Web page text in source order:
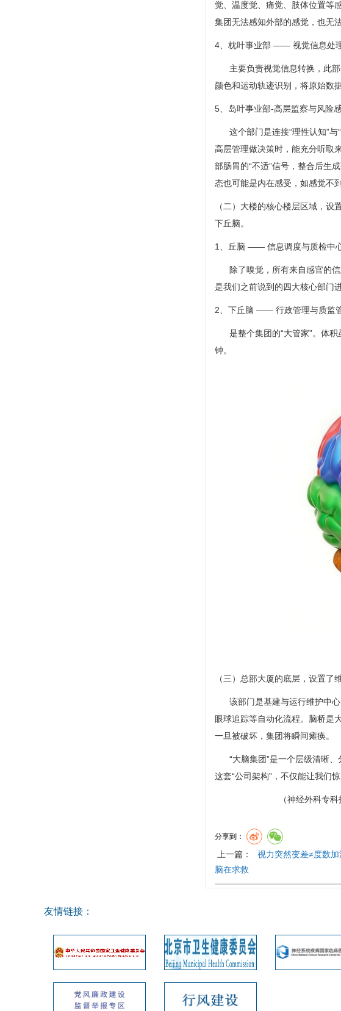
觉、温度觉、痛觉、肢体位置等
集团无法感知外部的感觉，也无
4、枕叶事业部 —— 视觉信息处
主要负责视觉信息转换，此部
颜色和运动轨迹识别，将原始数
5、岛叶事业部-高层监察与风险
这个部门是连接“理性认知”与
高层管理做决策时，能充分听取
部肠胃的“不适”信号，整合后生
态也可能是内在感受，如感觉不
（二）大楼的核心楼层区域，
下丘脑。
1、丘脑 —— 信息调度与质检中心
除了嗅觉，所有来自感官的信
是我们之前说到的四大核心部门
2、下丘脑 —— 行政管理与质监管
是整个集团的“大管家”。体积
钟。
（三）总部大厦的底层，设置了
该部门是基建与运行维护中心
眼球追踪等自动化流程。脑桥是
一旦被破坏，集团将瞬间瘫痪。
“大脑集团”是一个层级清晰、
这套“公司架构”，不仅能让我们
（神经外科专科
分享到：
上一篇：
视力突然变差≠度数
脑在求救
友情链接：